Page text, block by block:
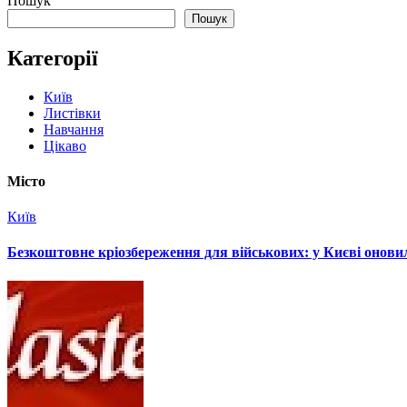
Пошук
Категорії
Київ
Листівки
Навчання
Цікаво
Місто
Київ
Безкоштовне кріозбереження для військових: у Києві